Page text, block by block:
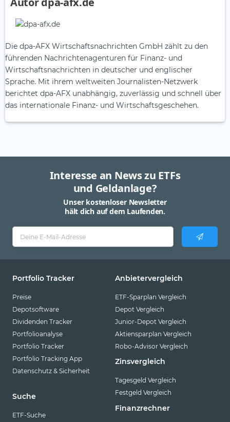
Die dpa-AFX Wirtschaftsnachrichten GmbH zählt zu den
führenden Nachrichtenagenturen für Finanz- und
Wirtschaftsnachrichten in deutscher und englischer
Sprache. Mit ihrem weltweiten Journalisten-Netzwerk
berichtet dpa-AFX unabhängig, zuverlässig und schnell über
das internationale Finanz- und Wirtschaftsgeschehen.
Interesse an News zu ETFs
und Geldanlage?
Unser kostenloser Newsletter
hält dich auf dem Laufenden.
Portfolio Tracker
Preise
Depotsoftware
Dividenden Tracker
Portfolioanalyse
Portfolio Tracker
Portfolio Tracking App
Datenschutz & Sicherheit
Suche
ETF-Suche
Anbietervergleich
ETF-Sparplan Vergleich
Depot Vergleich
Junior-Depot Vergleich
Aktiensparplan Vergleich
Robo-Advisor Vergleich
Zinsvergleich
Tagesgeld Vergleich
Festgeld Vergleich
Finanzrechner